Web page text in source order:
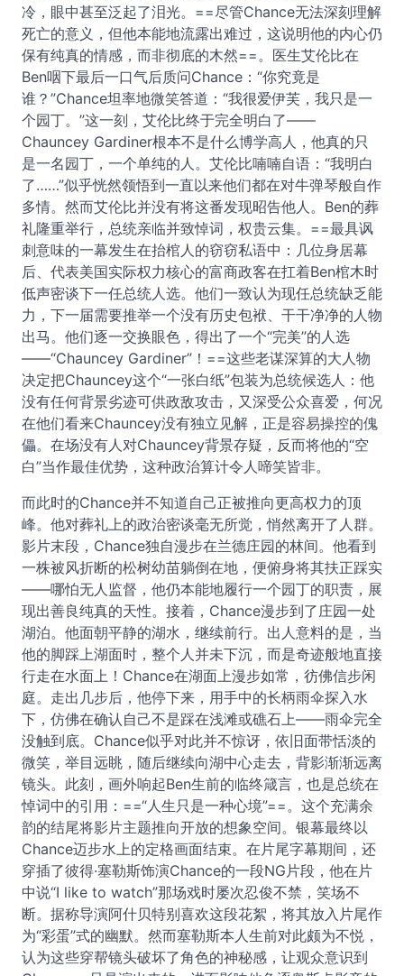
冷，眼中甚至泛起了泪光。==尽管Chance无法深刻理解
死亡的意义，但他本能地流露出难过，这说明他的内心仍
保有纯真的情感，而非彻底的木然==。医生艾伦比在
Ben咽下最后一口气后质问Chance：“你究竟是
谁？”Chance坦率地微笑答道：“我很爱伊芙，我只是一
个园丁。”这一刻，艾伦比终于完全明白了——
Chauncey Gardiner根本不是什么博学高人，他真的只
是一名园丁，一个单纯的人。艾伦比喃喃自语：“我明白
了……”似乎恍然领悟到一直以来他们都在对牛弹琴般自作
多情。然而艾伦比并没有将这番发现昭告他人。Ben的葬
礼隆重举行，总统亲临并致悼词，权贵云集。==最具讽
刺意味的一幕发生在抬棺人的窃窃私语中：几位身居幕
后、代表美国实际权力核心的富商政客在扛着Ben棺木时
低声密谈下一任总统人选。他们一致认为现任总统缺乏能
力，下一届需要推举一个没有历史包袱、干干净净的人物
出马。他们逐一交换眼色，得出了一个“完美”的人选
——“Chauncey Gardiner”！==这些老谋深算的大人物
决定把Chauncey这个“一张白纸”包装为总统候选人：他
没有任何背景劣迹可供政敌攻击，又深受公众喜爱，何况
在他们看来Chauncey没有独立见解，正是容易操控的傀
儡。在场没有人对Chauncey背景存疑，反而将他的“空
白”当作最佳优势，这种政治算计令人啼笑皆非。
而此时的Chance并不知道自己正被推向更高权力的顶
峰。他对葬礼上的政治密谈毫无所觉，悄然离开了人群。
影片末段，Chance独自漫步在兰德庄园的林间。他看到
一株被风折断的松树幼苗躺倒在地，便俯身将其扶正踩实
——哪怕无人监督，他仍本能地履行一个园丁的职责，展
现出善良纯真的天性。接着，Chance漫步到了庄园一处
湖泊。他面朝平静的湖水，继续前行。出人意料的是，当
他的脚踩上湖面时，整个人并未下沉，而是奇迹般地直接
行走在水面上！Chance在湖面上漫步如常，彷佛信步闲
庭。走出几步后，他停下来，用手中的长柄雨伞探入水
下，仿佛在确认自己不是踩在浅滩或礁石上——雨伞完全
没触到底。Chance似乎对此并不惊讶，依旧面带恬淡的
微笑，举目远眺，随后继续向湖中心走去，背影渐渐远离
镜头。此刻，画外响起Ben生前的临终箴言，也是总统在
悼词中的引用：==“人生只是一种心境”==。这个充满余
韵的结尾将影片主题推向开放的想象空间。银幕最终以
Chance迈步水上的定格画面结束。在片尾字幕期间，还
穿插了彼得·塞勒斯饰演Chance的一段NG片段，他在片
中说“I like to watch”那场戏时屡次忍俊不禁，笑场不
断。据称导演阿什贝特别喜欢这段花絮，将其放入片尾作
为“彩蛋”式的幽默。然而塞勒斯本人生前对此颇为不悦，
认为这些穿帮镜头破坏了角色的神秘感，让观众意识到